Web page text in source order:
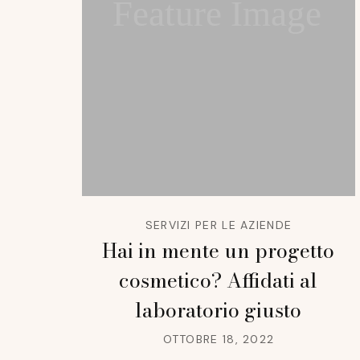
SERVIZI PER LE AZIENDE
Hai in mente un progetto
cosmetico? Affidati al
laboratorio giusto
OTTOBRE 18, 2022